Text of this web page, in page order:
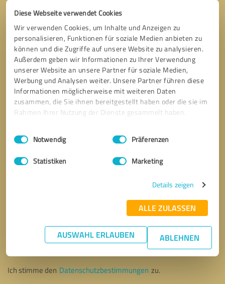
Diese Webseite verwendet Cookies
Wir verwenden Cookies, um Inhalte und Anzeigen zu
personalisieren, Funktionen für soziale Medien anbieten zu
können und die Zugriffe auf unsere Website zu analysieren.
Außerdem geben wir Informationen zu Ihrer Verwendung
unserer Website an unsere Partner für soziale Medien,
Werbung und Analysen weiter. Unsere Partner führen diese
Informationen möglicherweise mit weiteren Daten
zusammen, die Sie ihnen bereitgestellt haben oder die sie im
Rahmen Ihrer Nutzung der Dienste gesammelt haben.
Impressum Datenschutzbestimmungen
Einwilligungsauswahl
Notwendig Präferenzen
Statistiken Marketing
Details zeigen
ALLE ZULASSEN
AUSWAHL ERLAUBEN ABLEHNEN
* Erforderliche Angaben
Nachricht senden
Ich stimme den Datenschutzbestimmungen zu.